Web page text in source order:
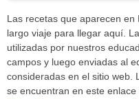
Las recetas que aparecen en
largo viaje para llegar aquí.
utilizadas por nuestros
campos y luego enviadas al
consideradas en el sitio web.
se encuentran en este enlace